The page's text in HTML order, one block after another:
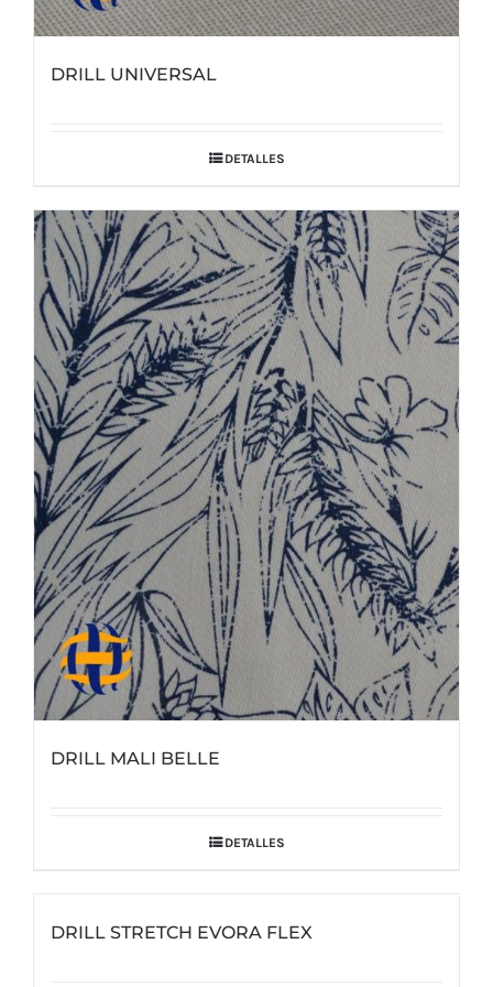
DRILL UNIVERSAL
DETALLES
DRILL MALI BELLE
DETALLES
DRILL STRETCH EVORA FLEX